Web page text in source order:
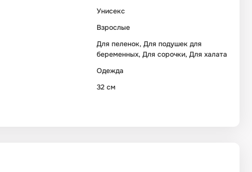
Унисекс
Взрослые
Для пеленок, Для подушек для
беременных, Для сорочки, Для халата
Одежда
32 см